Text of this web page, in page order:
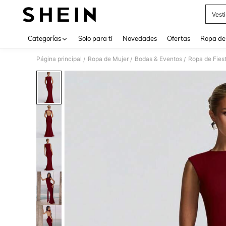
Categorías Solo para ti Novedades Ofertas Ropa
Página principal / Ropa de Mujer / Bodas & Eventos / Ropa de